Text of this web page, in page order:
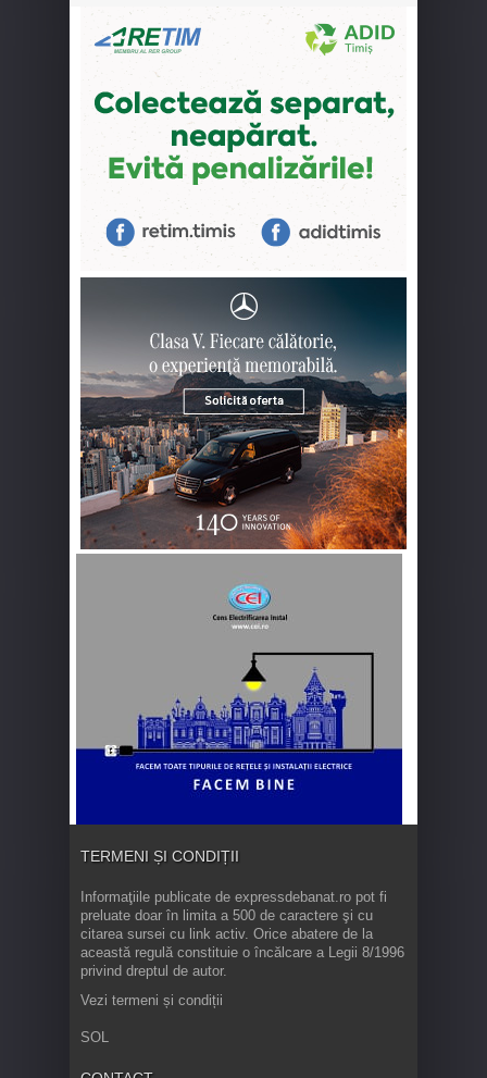
TERMENI ȘI CONDIȚII
Informaţiile publicate de expressdebanat.ro pot fi
preluate doar în limita a 500 de caractere şi cu
citarea sursei cu link activ. Orice abatere de la
această regulă constituie o încălcare a Legii 8/1996
privind dreptul de autor.
Vezi termeni și condiții
SOL